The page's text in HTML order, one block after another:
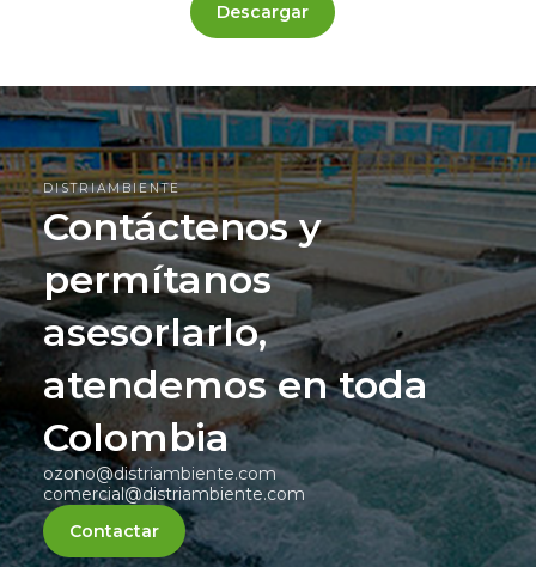
Descargar
DISTRIAMBIENTE
Contáctenos y
permítanos
asesorlarlo,
atendemos en toda
Colombia
ozono@distriambiente.com
comercial@distriambiente.com
Contactar